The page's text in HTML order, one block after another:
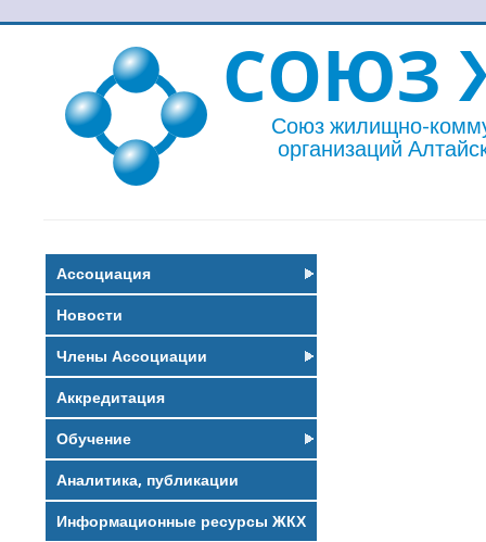
СОЮЗ
Союз жилищно-
организаций
Ассоциация
Новости
Члены Ассоциации
Аккредитация
Обучение
Аналитика, публикации
Информационные ресурсы ЖКХ